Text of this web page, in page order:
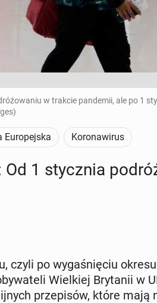
w trakcie pandemii, ale po 1
Europejska Koronawirus
1 stycz­nia
czyli po wy­ga­śnię­ciu
Wiel­kiej Bry­ta­nii w
prze­pi­sów, które